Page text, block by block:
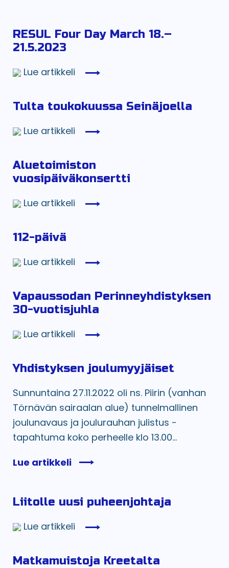
RESUL Four Day March 18.–
21.5.2023
Lue artikkeli
Tulta toukokuussa Seinäjoella
Lue artikkeli
Aluetoimiston
vuosipäiväkonsertti
Lue artikkeli
112-päivä
Lue artikkeli
Vapaussodan Perinneyhdistyksen
30-vuotisjuhla
Lue artikkeli
Yhdistyksen joulumyyjäiset
Sunnuntaina 27.11.2022 oli ns. Piirin (vanhan
Törnävän sairaalan alue) tunnelmallinen
joulunavaus ja joulurauhan julistus -
tapahtuma koko perheelle klo 13.00...
Lue artikkeli
Liitolle uusi puheenjohtaja
Lue artikkeli
Matkamuistoja Kreetalta